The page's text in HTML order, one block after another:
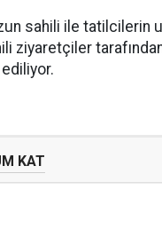
sahili ile tatilcilerin
ziyaretçiler
KAT